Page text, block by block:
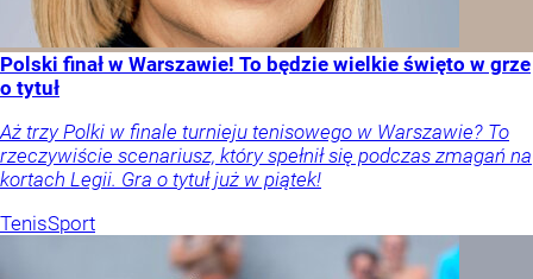
Polski finał w Warszawie! To będzie wielkie święto w grze
o tytuł
Aż trzy Polki w finale turnieju tenisowego w Warszawie? To
rzeczywiście scenariusz, który spełnił się podczas zmagań na
kortach Legii. Gra o tytuł już w piątek!
TenisSport